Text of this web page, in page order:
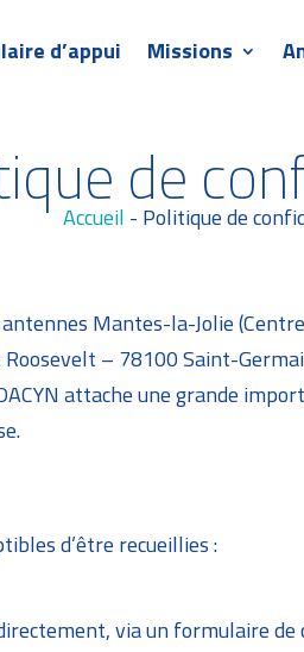
d’appui Missions
de
Accueil - Politique de
Mantes-la-Jolie
– 78100 Saint-
attache une grande
d’être recueillies :
via un formulaire